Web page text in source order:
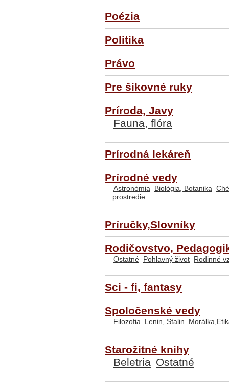
Poézia
Politika
Právo
Pre šikovné ruky
Príroda, Javy
Fauna, flóra
Prírodná lekáreň
Prírodné vedy
Astronómia Biológia, Botanika
prostredie
Príručky,Slovníky
Rodičovstvo,
Ostatné Pohlavný život Rodinné
Sci - fi, fantasy
Spoločenské vedy
Filozofia Lenin, Stalin
Starožitné knihy
Beletria Ostatné